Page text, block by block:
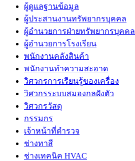
ผู้ดูแลฐานข้อมูล
ผู้ประสานงานทรัพยากรบุคคล
ผู้อำนวยการฝ่ายทรัพยากรบุคคล
ผู้อำนวยการโรงเรียน
พนักงานคลังสินค้า
พนักงานทำความสะอาด
วิศวกรการเรียนรู้ของเครื่อง
วิศวกรระบบสมองกลฝังตัว
วิศวกรวัสดุ
กรรมกร
เจ้าหน้าที่ตำรวจ
ช่างทาสี
ช่างเทคนิค HVAC